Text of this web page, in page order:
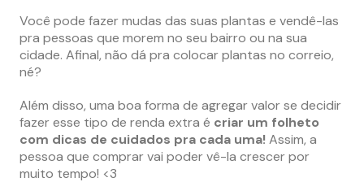
Você pode fazer mudas das suas plantas e vendê-las
pra pessoas que morem no seu bairro ou na sua
cidade. Afinal, não dá pra colocar plantas no correio,
né?
Além disso, uma boa forma de agregar valor se decidir
fazer esse tipo de renda extra é criar um folheto
com dicas de cuidados pra cada uma!Assim, a
pessoa que comprar vai poder vê-la crescer por
muito tempo! <3